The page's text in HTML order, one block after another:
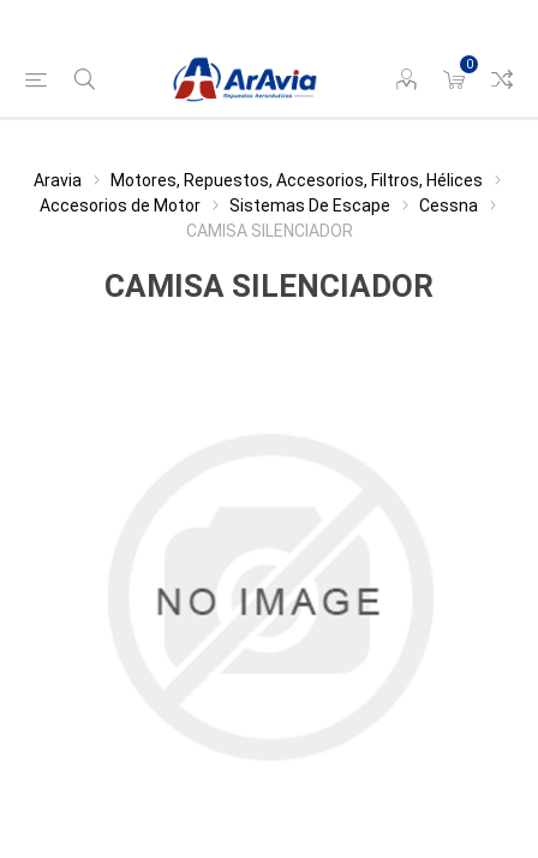
0
Aravia
Motores, Repuestos, Accesorios, Filtros, Hélices
Accesorios de Motor
Sistemas De Escape
Cessna
CAMISA SILENCIADOR
CAMISA SILENCIADOR